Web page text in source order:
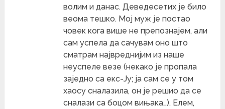
волим и данас. Деведесетих је било
веома тешко. Мој муж је постао
човек кога више не препознајем, али
сам успела да сачувам оно што
сматрам највреднијим из наше
неуспеле везе (некако је пропала
заједно са екс-Ју; ја сам се у том
хаосу сналазила, он је решио да се
сналази са боцом вињака…). Елем,